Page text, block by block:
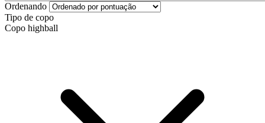
Ordenando
Tipo de copo
Copo highball